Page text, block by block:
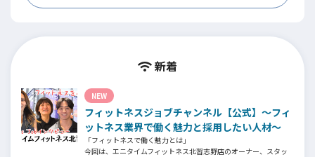
スイミング:1レッスン(60分):5,000円～（税別/交通費別）
スタジオ:1レッスン（60分）：3,500円～（税別/交通費別）
アクアエクササイズ:1レッスン(45分):3,500円〜（税別/交通
費別）
スイミング:1レッスン(60分):3,500円～（税別/交通費別）
新着
NEW
フィットネスジョブチャンネル【公式】～フィ
ットネス業界で働く魅力と採用したい人材～
「フィットネスで働く魅力とは」
今回は、エニタイムフィットネス北習志野店のオーナー、スタッ